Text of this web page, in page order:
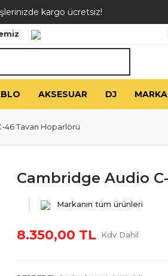
kargo ücretsiz!
AKSESUAR DJ
46 Tavan Hoparlörü
Cambridge Audio
Markanın tüm ürünleri
8.350,00 TL Kdv Dahil